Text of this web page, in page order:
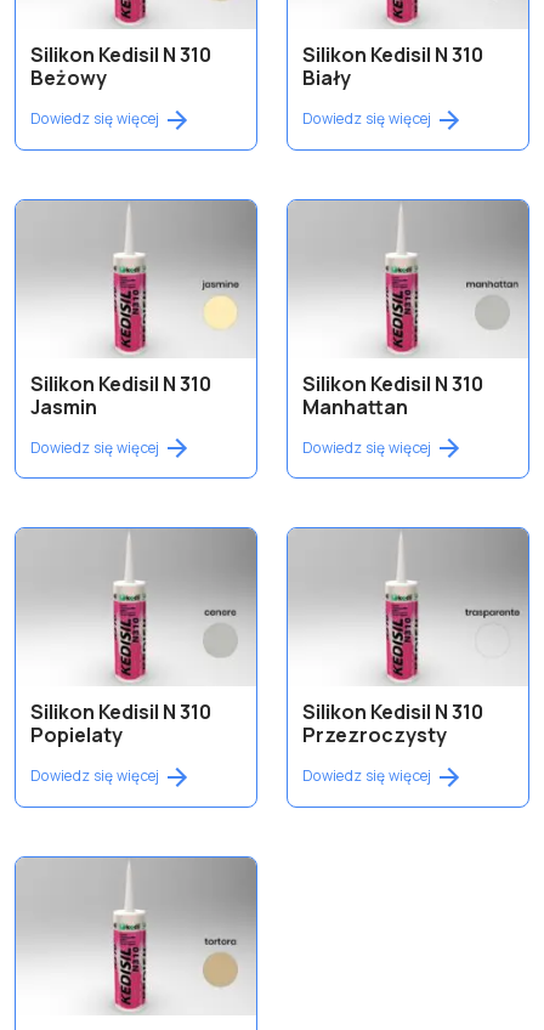
Silikon Kedisil N 310
Beżowy
Dowiedz się więcej
Silikon Kedisil N 310
Biały
Dowiedz się więcej
Silikon Kedisil N 310
Jasmin
Dowiedz się więcej
Silikon Kedisil N 310
Manhattan
Dowiedz się więcej
Silikon Kedisil N 310
Popielaty
Dowiedz się więcej
Silikon Kedisil N 310
Przezroczysty
Dowiedz się więcej